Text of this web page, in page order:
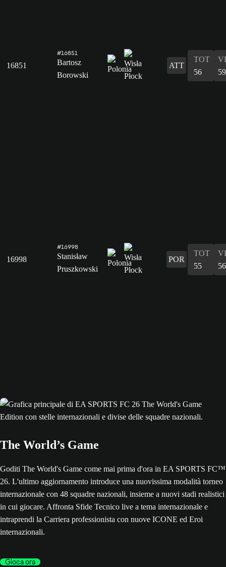
16851
#16851
Bartosz
Borowski
ATT
TOT
56
59
16998
#16998
Stanisław
Pruszkowski
POR
TOT
55
56
The World’s Game
Goditi The World's Game come mai prima d'ora in EA SPORTS FC™
26. L'ultimo aggiornamento introduce una nuovissima modalità torneo
internazionale con 48 squadre nazionali, insieme a nuovi stadi realistici
in cui giocare. Affronta Sfide Tecnico live a tema internazionale e
intraprendi la Carriera professionista con nuove ICONE ed Eroi
internazionali.
Gioca ora